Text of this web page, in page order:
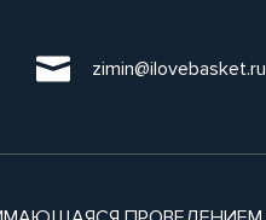
zimin@ilovebasket.ru